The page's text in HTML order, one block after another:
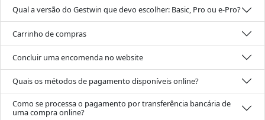
Qual a versão do Gestwin que devo escolher: Basic, Pro ou e-Pro?
Carrinho de compras
Concluir uma encomenda no website
Quais os métodos de pagamento disponíveis online?
Como se processa o pagamento por transferência bancária de
uma compra online?